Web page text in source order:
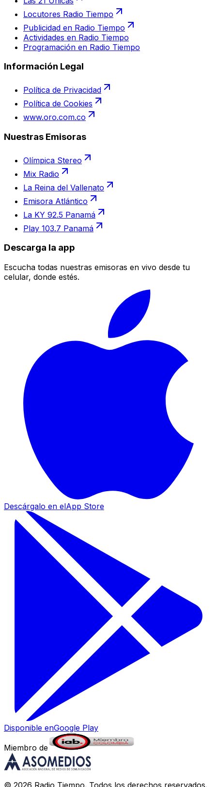
Locutores Radio Tiempo
Publicidad en Radio Tiempo
Actividades en Radio Tiempo
Programación en Radio Tiempo
Información Legal
Política de Privacidad
Política de Cookies
www.oro.com.co
Nuestras Emisoras
Olímpica Stereo
Mix Radio
La Reina del Vallenato
Emisora Atlántico
La KY 92.5 Panamá
Play 103.7 Panamá
Descarga la app
Escucha todas nuestras emisoras en vivo desde tu
celular, donde estés.
Descárgalo en elApp Store
Disponible enGoogle Play
Miembro de
© 2026 Radio Tiempo. Todos los derechos reservados.